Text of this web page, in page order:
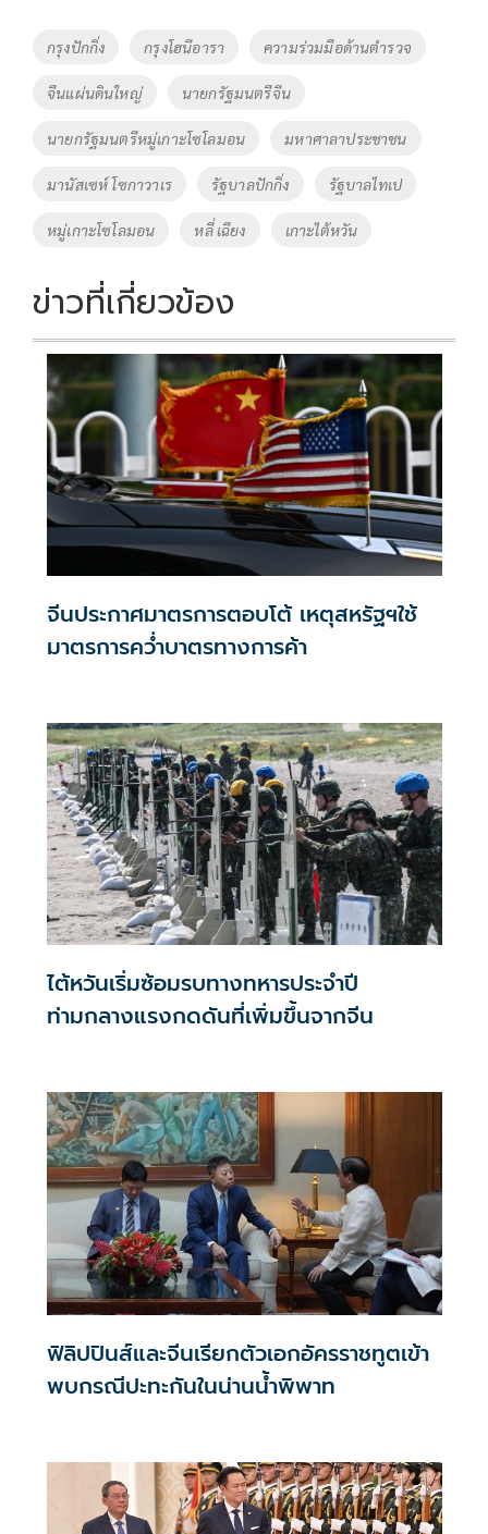
o
o
k
Li
Tags
กรุงปักกิ่ง กรุงโฮนีอารา ความร่วมมือด้านตำรวจ
จีนแผ่นดินใหญ่ นายกรัฐมนตรีจีน
นายกรัฐมนตรีหมู่เกาะโซโลมอน มหาศาลาประชาชน
มานัสเซห์ โซกาวาเร รัฐบาลปักกิ่ง รัฐบาลไทเป
หมู่เกาะโซโลมอน หลี่ เฉียง เกาะไต้หวัน
ข่าวที่เกี่ยวข้อง
จีนประกาศมาตรการตอบโต้ เหตุสหรัฐฯใช้
มาตรการคว่ำบาตรทางการค้า
ไต้หวันเริ่มซ้อมรบทางทหารประจำปี
ท่ามกลางแรงกดดันที่เพิ่มขึ้นจากจีน
ฟิลิปปินส์และจีนเรียกตัวเอกอัครราชทูตเข้า
พบกรณีปะทะกันในน่านน้ำพิพาท